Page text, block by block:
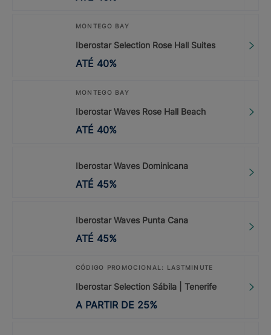
MONTEGO BAY
Iberostar Selection Rose Hall Suites
ATÉ 40%
MONTEGO BAY
Iberostar Waves Rose Hall Beach
ATÉ 40%
Iberostar Waves Dominicana
ATÉ 45%
Iberostar Waves Punta Cana
ATÉ 45%
CÓDIGO PROMOCIONAL: LASTMINUTE
Iberostar Selection Sábila | Tenerife
A PARTIR DE 25%